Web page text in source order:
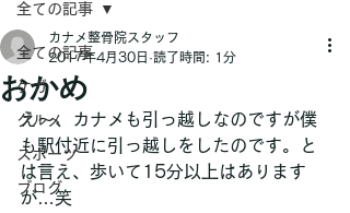
全ての記事
ケガ
グルメ
スポーツ
ブログ
全ての記事
おかめ
カナメ整骨院スタッフ
2017年4月30日 読了時間: 1分
え〜、カナメも引っ越しなのですが僕
も駅付近に引っ越しをしたのです。と
は言え、歩いて15分以上はあります
が…笑